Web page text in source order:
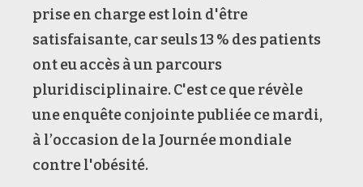
prise en charge est loin d'être
satisfaisante, car seuls 13 % des patients
ont eu accès à un parcours
pluridisciplinaire. C'est ce que révèle
une enquête conjointe publiée ce mardi,
à l’occasion de la Journée mondiale
contre l'obésité.